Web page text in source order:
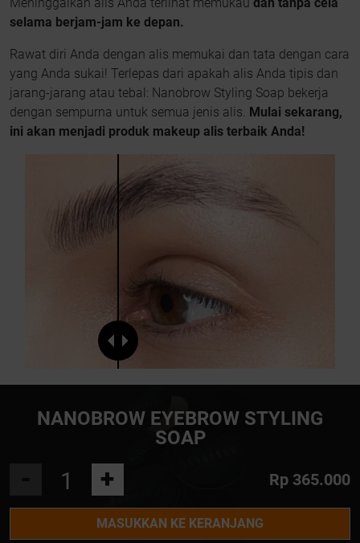
selama berjam-jam ke depan.
Rawat diri Anda dengan alis memukai dan tata dengan cara
yang Anda sukai! Terlepas dari apakah alis Anda tipis dan
jarang-jarang atau tebal: Nanobrow Styling Soap bekerja
dengan sempurna untuk semua jenis alis. Mulai sekarang,
ini akan menjadi produk makeup alis terbaik Anda!
NANOBROW EYEBROW STYLING
SOAP
+ Rp 365.000
MASUKKAN KE KERANJANG